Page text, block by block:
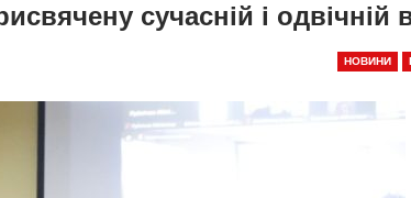
сучасній і одвічній
НОВИНИ